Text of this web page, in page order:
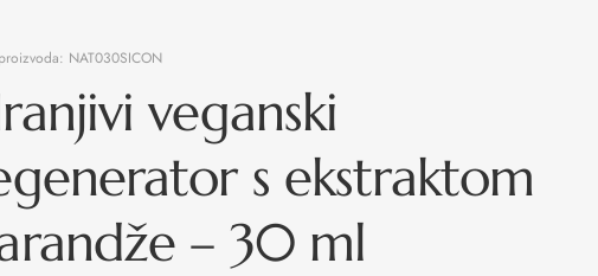
NAT030SICON
veganski
s ekstraktom
– 30 ml